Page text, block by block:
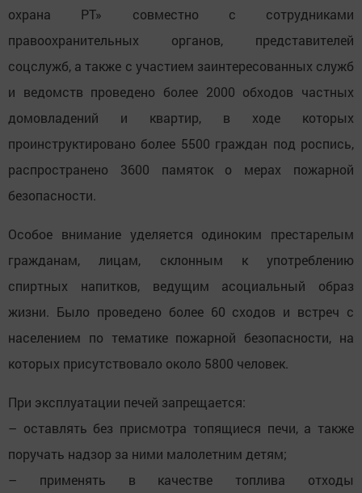
охрана РТ» совместно с сотрудниками
правоохранительных органов, представителей
соцслужб, а также с участием заинтересованных служб
и ведомств проведено более 2000 обходов частных
домовладений и квартир, в ходе которых
проинструктировано более 5500 граждан под роспись,
распространено 3600 памяток о мерах пожарной
безопасности.
Особое внимание уделяется одиноким престарелым
гражданам, лицам, склонным к употреблению
спиртных напитков, ведущим асоциальный образ
жизни. Было проведено более 60 сходов и встреч с
населением по тематике пожарной безопасности, на
которых присутствовало около 5800 человек.
При эксплуатации печей запрещается:
– оставлять без присмотра топящиеся печи, а также
поручать надзор за ними малолетним детям;
– применять в качестве топлива отходы